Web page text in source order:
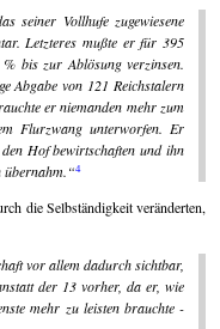
seiner Vollhufe zugewiesene
Letzteres mußte er für 395
bis zur Ablösung verzinsen.
Abgabe von 121 Reichstalern
er niemanden mehr zum
Flurzwang unterworfen. Er
Hof bewirtschaften und ihn
übernahm.
4
die Selbständigkeit veränderten,
vor allem dadurch sichtbar,
der 13 vorher, da er, wie
mehr zu leisten brauchte -